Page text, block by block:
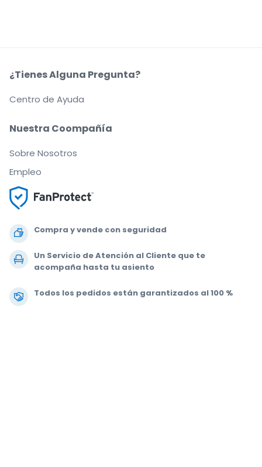
Compra y vende con seguridad
Un Servicio de Atención al Cliente que te
acompaña hasta tu asiento
Todos los pedidos están garantizados al 100 %
Nuestra Coompañía
Sobre Nosotros
Empleo
¿Tienes Alguna Pregunta?
Centro de Ayuda